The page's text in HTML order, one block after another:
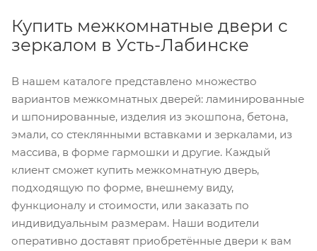
Купить межкомнатные двери с
зеркалом в Усть-Лабинске
В нашем каталоге представлено множество
вариантов межкомнатных дверей: ламинированные
и шпонированные, изделия из экошпона, бетона,
эмали, со стеклянными вставками и зеркалами, из
массива, в форме гармошки и другие. Каждый
клиент сможет купить межкомнатную дверь,
подходящую по форме, внешнему виду,
функционалу и стоимости, или заказать по
индивидуальным размерам. Наши водители
оперативно доставят приобретённые двери к вам